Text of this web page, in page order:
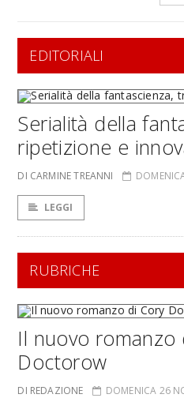
EDITORIALI
Serialità della
ripetizione e
DI CARMINE TREANNI
LEGGI
RUBRICHE
Il nuovo romanzo
Doctorow
DI REDAZIONE DOMENICA 26